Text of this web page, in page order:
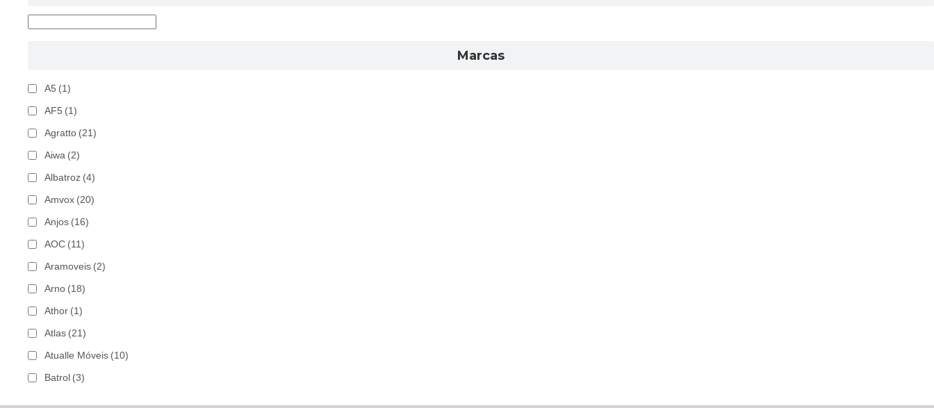
Marcas
A5 (1)
AF5 (1)
Agratto (21)
Aiwa (2)
Albatroz (4)
Amvox (20)
Anjos (16)
AOC (11)
Aramoveis (2)
Arno (18)
Athor (1)
Atlas (21)
Atualle Móveis (10)
Batrol (3)